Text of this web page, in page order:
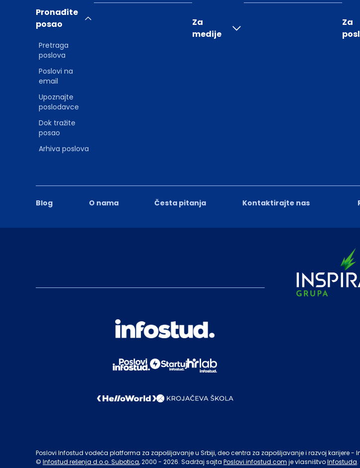
Blog O nama Česta pitanja Kontaktirajte nas
Pronađite
posao
Pretraga
poslova
Poslovi na
email
Upoznajte
poslodavce
Dok tražite
posao
Arhiva poslova
Za
medije
Za
Poslovi Infostud vodeća platforma za zapošljavanje u Srbiji, deo centra za zapošljavanje i razvoj karijere -
© Infostud rešenja d.o.o. Subotica, 2000 - 2026. Sadržaj sajta Poslovi.infostud.com je vlasništvoInfostuda